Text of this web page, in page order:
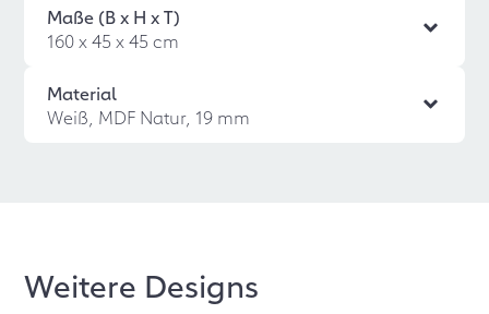
Maße (B x H x T)
160 x 45 x 45 cm
Material
Weiß, MDF Natur, 19 mm
Weitere Designs